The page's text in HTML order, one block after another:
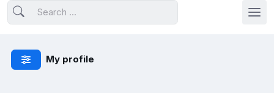
My profile